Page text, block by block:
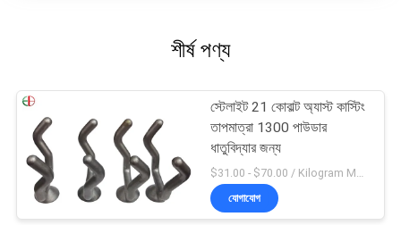
শীর্ষ পণ্য
স্টেলাইট 21 কোবাল্ট অ্যাস্ট কাস্টিং
তাপমাত্রা 1300 পাউডার
ধাতুবিদ্যার জন্য
$31.00 - $70.00 / Kilogram MOQ:5 টুকরা / টুকরা
যোগাযোগ